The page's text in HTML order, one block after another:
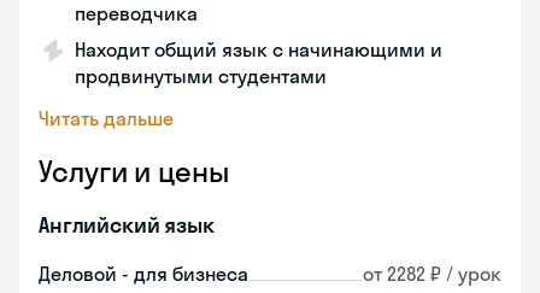
переводчика
Находит общий язык с начинающими и
продвинутыми студентами
Читать дальше
Услуги и цены
Английский язык
Деловой - для бизнеса от 2282 ₽ / урок